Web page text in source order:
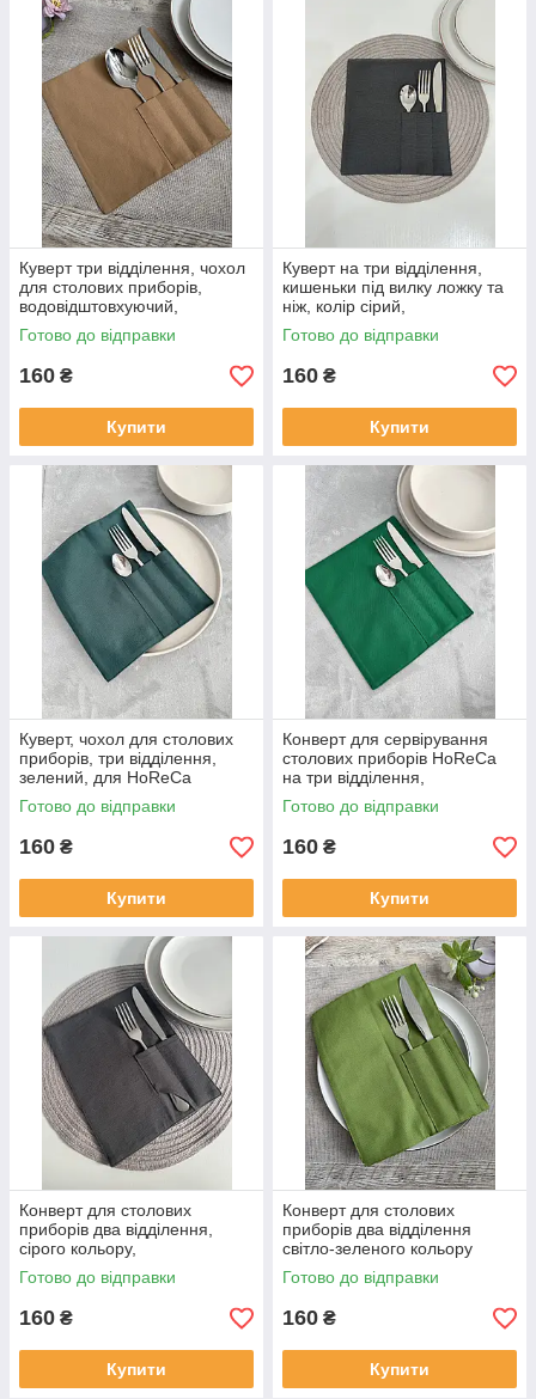
Куверт три відділення, чохол
для столових приборів,
водовідштовхуючий,
бежевого кольору
Готово до відправки
160 ₴
Купити
Куверт на три відділення,
кишеньки під вилку ложку та
ніж, колір сірий,
водовідштовхувальний
Готово до відправки
160 ₴
Купити
Куверт, чохол для столових
приборів, три відділення,
зелений, для HoReCa
Готово до відправки
160 ₴
Купити
Конверт для сервірування
столових приборів HoReCa
на три відділення,
водовідштовхувальний,
яскраво-зеленого кольору
Готово до відправки
160 ₴
Купити
Конверт для столових
приборів два відділення,
сірого кольору,
водовідштовхуюча тканина
Готово до відправки
160 ₴
Купити
Конверт для столових
приборів два відділення
світло-зеленого кольору
Готово до відправки
160 ₴
Купити